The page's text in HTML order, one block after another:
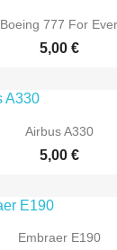
 Aperçu rapide
Boeing 777 For Ever
5,00 €
Aperçu rapide
Airbus A330
5,00 €
Aperçu rapide
Embraer E190